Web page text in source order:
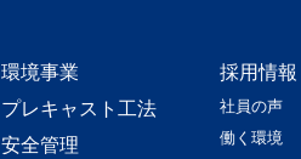
環境事業
プレキャスト工法
安全管理
採用情報
社員の声
働く環境